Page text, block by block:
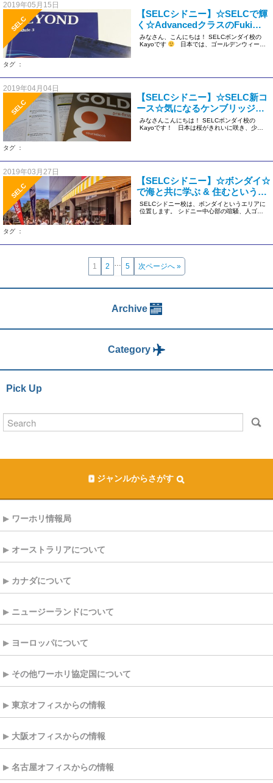
2019年05月15日
SELC
【SELCシドニー】☆SELCで輝
く☆AdvancedクラスのFukiさ
ん！Part 1
みなさん、こんにちは！ SELCボンダイ校の
Kayoです
日本では、ゴールデンウィーク
タグ ：
2019年04月04日
SELC
【SELCシドニー】☆SELC新コ
ース☆気になるケンブリッジ
PETコース
みなさんこんにちは！ SELCボンダイ校の
Kayoです！ 日本は桜がきれいに咲き、少し
タグ ：
2019年03月27日
SELC
【SELCシドニー】☆ボンダイ☆
で海と共に学ぶ & 住むというこ
と
SELCシドニー校は、ボンダイというエリアに
位置します。 シドニー中心部の喧騒、人ゴミ
タグ ：
1 2 … 5 次ページへ »
Archive
Category
Pick Up
ジャンルからさがす
ワーホリ情報局
オーストラリアについて
カナダについて
ニュージーランドについて
ヨーロッパについて
その他ワーホリ協定国について
東京オフィスからの情報
大阪オフィスからの情報
名古屋オフィスからの情報